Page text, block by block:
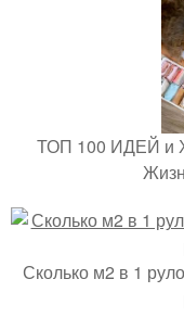
ТОП 100 ИДЕЙ и
Сколько м2 в 1